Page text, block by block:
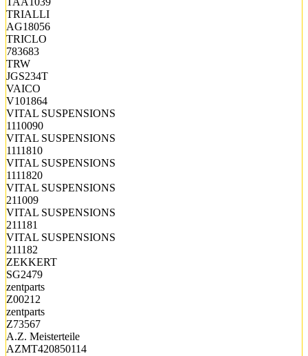
TRIALLI
AG18056
TRICLO
783683
TRW
JGS234T
VAICO
V101864
VITAL SUSPENSIONS
1110090
VITAL SUSPENSIONS
1111810
VITAL SUSPENSIONS
1111820
VITAL SUSPENSIONS
211009
VITAL SUSPENSIONS
211181
VITAL SUSPENSIONS
211182
ZEKKERT
SG2479
zentparts
Z00212
zentparts
Z73567
A.Z. Meisterteile
AZMT420850114